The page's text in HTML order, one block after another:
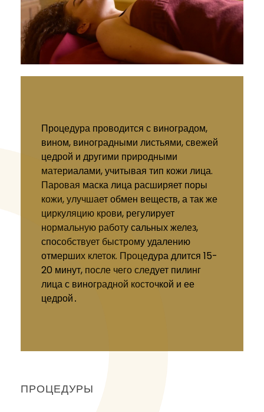
Процедура проводится с виноградом,
вином, виноградными листьями, свежей
цедрой и другими природными
материалами, учитывая тип кожи лица.
Паровая маска лица расширяет поры
кожи, улучшает обмен веществ, а так же
циркуляцию крови, регулирует
нормальную работу сальных желез,
способствует быстрому удалению
отмерших клеток. Процедура длится 15-
20 минут, после чего следует пилинг
лица с виноградной косточкой и ее
цедрой․
ПРОЦЕДУРЫ